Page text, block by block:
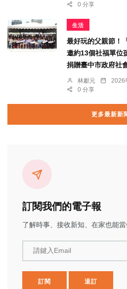
0 分享
生活
最好玩的父親節！
邀約13個社福單位
捐贈臺中市政府社
林獻元 2026
0 分享
更多最新新
訂閱我們的電子報
了解時事、接收新知、在家也能當
請鍵入Email
訂閱 退訂